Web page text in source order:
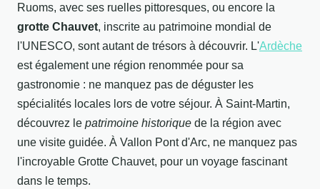
Ruoms, avec ses ruelles pittoresques, ou encore la
grotte Chauvet, inscrite au patrimoine mondial de
l'UNESCO, sont autant de trésors à découvrir. L'Ardèche
est également une région renommée pour sa
gastronomie : ne manquez pas de déguster les
spécialités locales lors de votre séjour. À Saint-Martin,
découvrez le patrimoine historique de la région avec
une visite guidée. À Vallon Pont d'Arc, ne manquez pas
l'incroyable Grotte Chauvet, pour un voyage fascinant
dans le temps.